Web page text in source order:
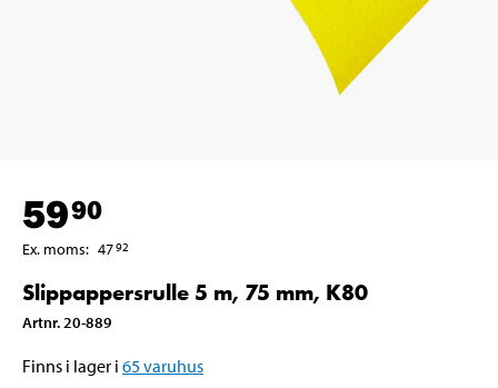
5990
Ex. moms: 4792
Slippappersrulle 5 m, 75 mm, K80
Artnr. 20-889
Finns i lager i 65varuhus